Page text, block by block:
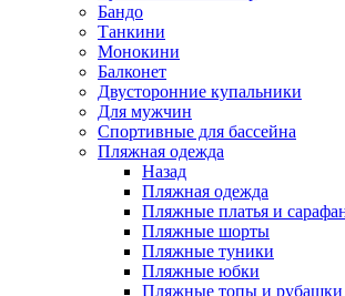
Бандо
Танкини
Монокини
Балконет
Двусторонние купальники
Для мужчин
Спортивные для бассейна
Пляжная одежда
Назад
Пляжная одежда
Пляжные платья и
Пляжные шорты
Пляжные туники
Пляжные юбки
Пляжные топы и рубашки